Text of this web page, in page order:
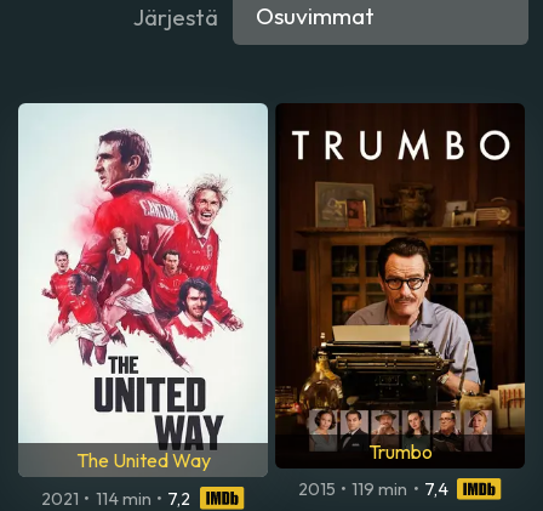
Järjestä
The United Way
2021 • 114 min • 7,2
Trumbo
2015 • 119 min • 7,4